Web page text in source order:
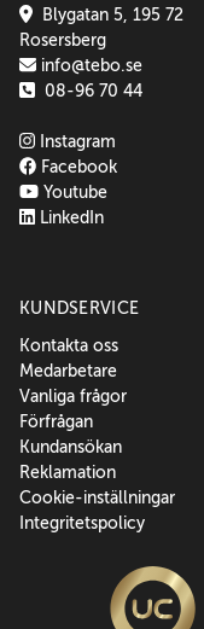
Blygatan 5, 195 72
Rosersberg
info@tebo.se
08-96 70 44
Instagram
Facebook
Youtube
LinkedIn
KUNDSERVICE
Kontakta oss
Medarbetare
Vanliga frågor
Förfrågan
Kundansökan
Reklamation
Cookie-inställningar
Integritetspolicy